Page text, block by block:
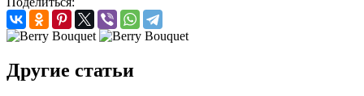
Другие статьи